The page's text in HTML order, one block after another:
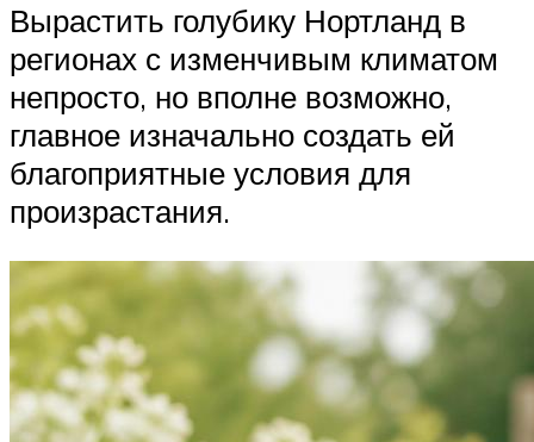
Вырастить голубику Нортланд в
регионах с изменчивым климатом
непросто, но вполне возможно,
главное изначально создать ей
благоприятные условия для
произрастания.